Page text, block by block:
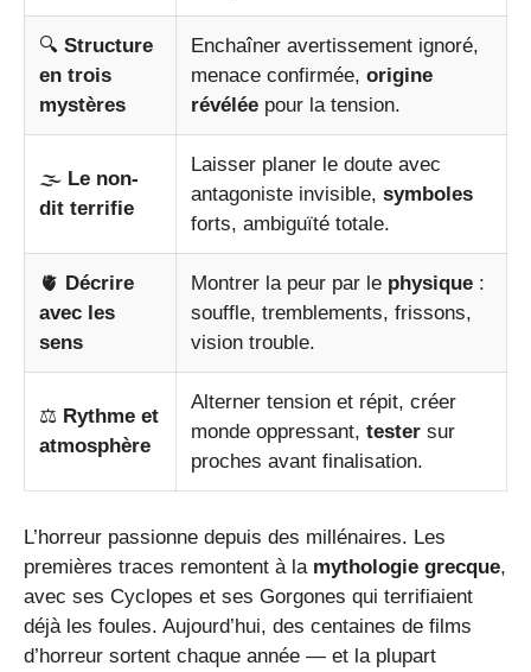
🔍 Structure
en trois
mystères
Enchaîner avertissement ignoré,
menace confirmée, origine
révélée pour la tension.
🌫️ Le non-
dit terrifie
Laisser planer le doute avec
antagoniste invisible, symboles
forts, ambiguïté totale.
🫀 Décrire
avec les
sens
Montrer la peur par le physique :
souffle, tremblements, frissons,
vision trouble.
⚖️ Rythme et
atmosphère
Alterner tension et répit, créer
monde oppressant, tester sur
proches avant finalisation.
L’horreur passionne depuis des millénaires. Les
premières traces remontent à la mythologie grecque,
avec ses Cyclopes et ses Gorgones qui terrifiaient
déjà les foules. Aujourd’hui, des centaines de films
d’horreur sortent chaque année — et la plupart